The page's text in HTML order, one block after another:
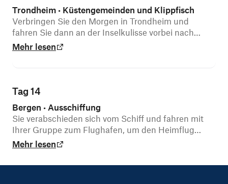
Trondheim • Küstengemeinden und Klippfisch
Verbringen Sie den Morgen in Trondheim und
fahren Sie dann an der Inselkulisse vorbei nach
Kristiansund.
Mehr lesen
Tag 14
Bergen • Ausschiffung
Sie verabschieden sich vom Schiff und fahren mit
Ihrer Gruppe zum Flughafen, um den Heimflug
anzutreten.
Mehr lesen